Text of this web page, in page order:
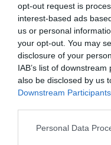
opt-out request is
interest-based ads
us or personal
your opt-out. You may
disclosure of your
IAB’s list of
also be disclosed by us
Downstream Participants
Personal Data
Περισσότερες
ανακοινωθούν
Εκπαιδευτικές
13.7 – 21.7
«Πηγές ενέργειας»
χρησιμοποιούμε το